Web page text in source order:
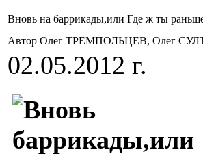
Вновь на баррикады,или Где ж ты
Автор Олег ТРЕМПОЛЬЦЕВ, Олег
02.05.2012 г.